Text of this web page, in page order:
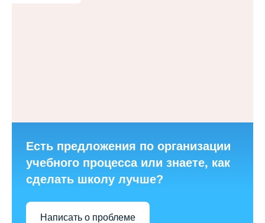
Есть предложения по организации
учебного процесса или знаете, как
сделать школу лучше?
Написать о проблеме